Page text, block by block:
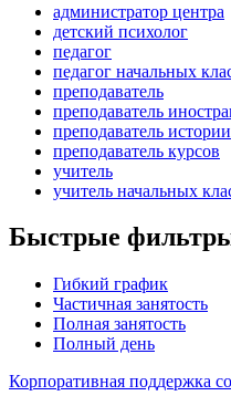
администратор центра
детский психолог
педагог
педагог начальных
преподаватель
преподаватель
преподаватель истории
преподаватель курсов
учитель
учитель начальных
Быстрые
Гибкий график
Частичная занятость
Полная занятость
Полный день
Корпоративная поддержка